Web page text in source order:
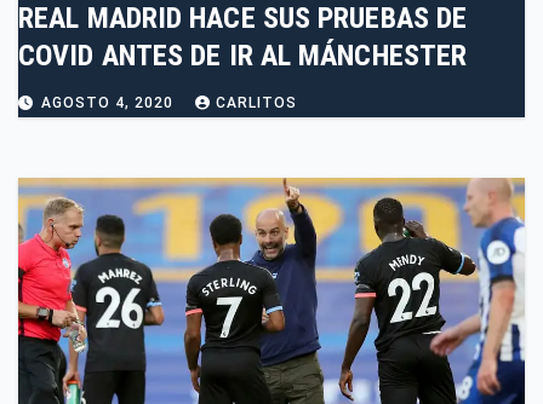
REAL MADRID HACE SUS PRUEBAS DE
COVID ANTES DE IR AL MÁNCHESTER
AGOSTO 4, 2020 CARLITOS